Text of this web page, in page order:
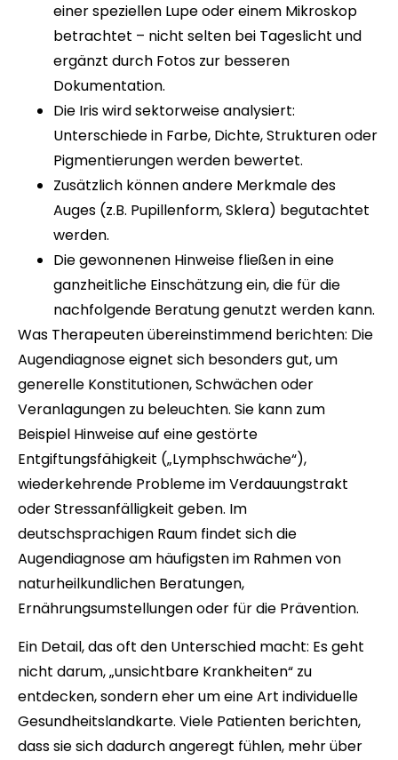
einer speziellen Lupe oder einem Mikroskop
betrachtet – nicht selten bei Tageslicht und
ergänzt durch Fotos zur besseren
Dokumentation.
Die Iris wird sektorweise analysiert:
Unterschiede in Farbe, Dichte, Strukturen oder
Pigmentierungen werden bewertet.
Zusätzlich können andere Merkmale des
Auges (z.B. Pupillenform, Sklera) begutachtet
werden.
Die gewonnenen Hinweise fließen in eine
ganzheitliche Einschätzung ein, die für die
nachfolgende Beratung genutzt werden kann.
Was Therapeuten übereinstimmend berichten: Die
Augendiagnose eignet sich besonders gut, um
generelle Konstitutionen, Schwächen oder
Veranlagungen zu beleuchten. Sie kann zum
Beispiel Hinweise auf eine gestörte
Entgiftungsfähigkeit („Lymphschwäche“),
wiederkehrende Probleme im Verdauungstrakt
oder Stressanfälligkeit geben. Im
deutschsprachigen Raum findet sich die
Augendiagnose am häufigsten im Rahmen von
naturheilkundlichen Beratungen,
Ernährungsumstellungen oder für die Prävention.
Ein Detail, das oft den Unterschied macht: Es geht
nicht darum, „unsichtbare Krankheiten“ zu
entdecken, sondern eher um eine Art individuelle
Gesundheitslandkarte. Viele Patienten berichten,
dass sie sich dadurch angeregt fühlen, mehr über